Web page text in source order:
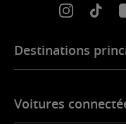
Destinations
eSIM pour l’Europe
Voitures